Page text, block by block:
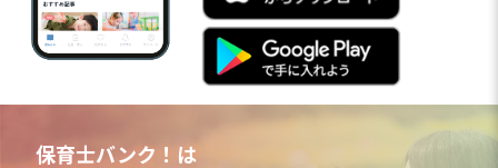
保育士バンク！は